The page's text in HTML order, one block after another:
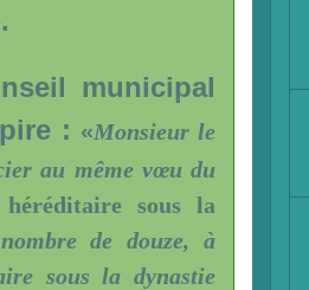
municipal
: «Monsieur le
au même vœu du
sous la
de douze, à
sous la dynastie